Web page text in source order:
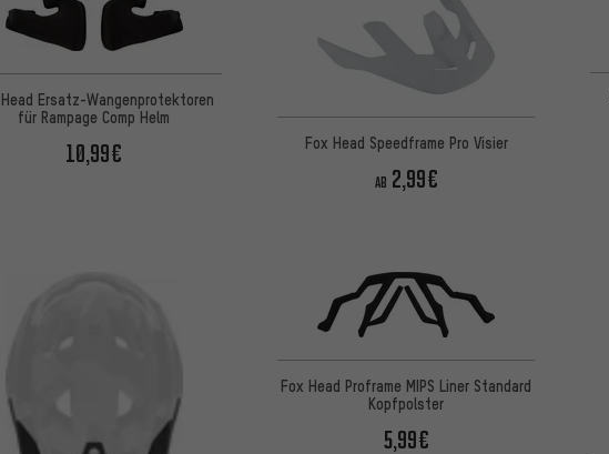
Ersatz-Wangenprotektoren
für Rampage Comp Helm
10,99€ Fox Head Speedframe Pro Visier
AB 2,99€
Fox Head Proframe MIPS Liner Standard
Kopfpolster
5,99€